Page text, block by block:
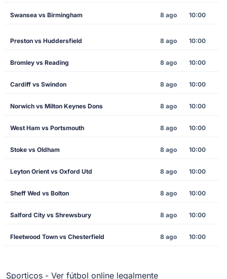
Swansea vs Birmingham 8 ago 10:00
Preston vs Huddersfield 8 ago 10:00
Bromley vs Reading 8 ago 10:00
Cardiff vs Swindon 8 ago 10:00
Norwich vs Milton Keynes Dons 8 ago 10:00
West Ham vs Portsmouth 8 ago 10:00
Stoke vs Oldham 8 ago 10:00
Leyton Orient vs Oxford Utd 8 ago 10:00
Sheff Wed vs Bolton 8 ago 10:00
Salford City vs Shrewsbury 8 ago 10:00
Fleetwood Town vs Chesterfield 8 ago 10:00
Sporticos - Ver fútbol online legalmente